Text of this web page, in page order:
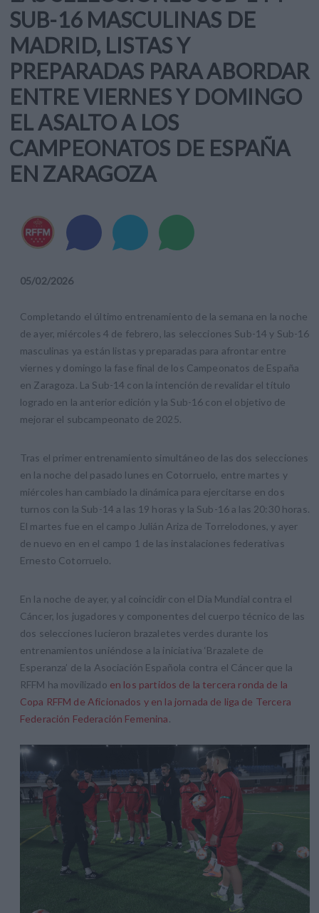
SUB-16 MASCULINAS DE
MADRID, LISTAS Y
PREPARADAS PARA ABORDAR
ENTRE VIERNES Y DOMINGO
EL ASALTO A LOS
CAMPEONATOS DE ESPAÑA
EN ZARAGOZA
05/02/2026
Completando el último entrenamiento de la semana en la noche
de ayer, miércoles 4 de febrero, las selecciones Sub-14 y Sub-16
masculinas ya están listas y preparadas para afrontar entre
viernes y domingo la fase final de los Campeonatos de España
en Zaragoza. La Sub-14 con la intención de revalidar el título
logrado en la anterior edición y la Sub-16 con el objetivo de
mejorar el subcampeonato de 2025.
Tras el primer entrenamiento simultáneo de las dos selecciones
en la noche del pasado lunes en Cotorruelo, entre martes y
miércoles han cambiado la dinámica para ejercitarse en dos
turnos con la Sub-14 a las 19 horas y la Sub-16 a las 20:30 horas.
El martes fue en el campo Julián Ariza de Torrelodones, y ayer
de nuevo en en el campo 1 de las instalaciones federativas
Ernesto Cotorruelo.
En la noche de ayer, y al coincidir con el Dia Mundial contra el
Cáncer, los jugadores y componentes del cuerpo técnico de las
dos selecciones lucieron brazaletes verdes durante los
entrenamientos uniéndose a la iniciativa ‘Brazalete de
Esperanza’ de la Asociación Española contra el Cáncer que la
RFFM ha movilizado en los partidos de la tercera ronda de la
Copa RFFM de Aficionados y en la jornada de liga de Tercera
Federación Federación Femenina.